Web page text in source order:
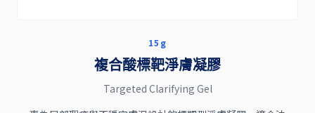
15g
複合酸標靶淨膚凝膠
Targeted Clarifying Gel